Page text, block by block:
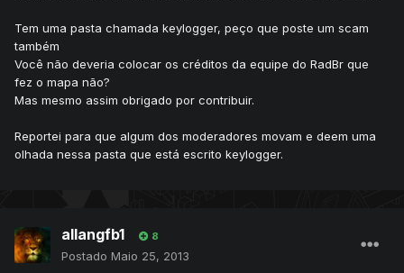
Tem uma pasta chamada keylogger, peço que poste um scam
também
Você não deveria colocar os créditos da equipe do RadBr que
fez o mapa não?
Mas mesmo assim obrigado por contribuir.
Reportei para que algum dos moderadores movam e deem uma
olhada nessa pasta que está escrito keylogger.
allangfb1 8
Postado Maio 25, 2013